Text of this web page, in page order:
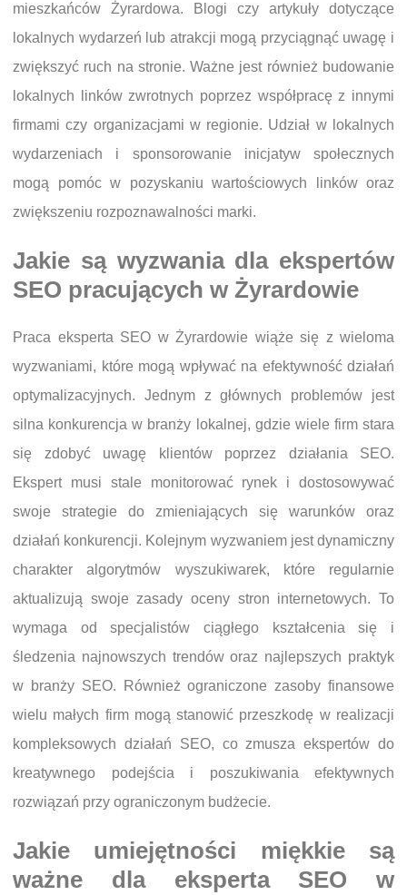
mieszkańców Żyrardowa. Blogi czy artykuły dotyczące
lokalnych wydarzeń lub atrakcji mogą przyciągnąć uwagę i
zwiększyć ruch na stronie. Ważne jest również budowanie
lokalnych linków zwrotnych poprzez współpracę z innymi
firmami czy organizacjami w regionie. Udział w lokalnych
wydarzeniach i sponsorowanie inicjatyw społecznych
mogą pomóc w pozyskaniu wartościowych linków oraz
zwiększeniu rozpoznawalności marki.
Jakie są wyzwania dla ekspertów
SEO pracujących w Żyrardowie
Praca eksperta SEO w Żyrardowie wiąże się z wieloma
wyzwaniami, które mogą wpływać na efektywność działań
optymalizacyjnych. Jednym z głównych problemów jest
silna konkurencja w branży lokalnej, gdzie wiele firm stara
się zdobyć uwagę klientów poprzez działania SEO.
Ekspert musi stale monitorować rynek i dostosowywać
swoje strategie do zmieniających się warunków oraz
działań konkurencji. Kolejnym wyzwaniem jest dynamiczny
charakter algorytmów wyszukiwarek, które regularnie
aktualizują swoje zasady oceny stron internetowych. To
wymaga od specjalistów ciągłego kształcenia się i
śledzenia najnowszych trendów oraz najlepszych praktyk
w branży SEO. Również ograniczone zasoby finansowe
wielu małych firm mogą stanowić przeszkodę w realizacji
kompleksowych działań SEO, co zmusza ekspertów do
kreatywnego podejścia i poszukiwania efektywnych
rozwiązań przy ograniczonym budżecie.
Jakie umiejętności miękkie są
ważne dla eksperta SEO w